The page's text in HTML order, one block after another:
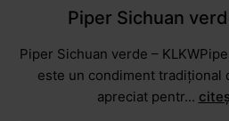
Piper Sichuan
Piper Sichuan verde –
este un condiment tradițional
apreciat pentr...